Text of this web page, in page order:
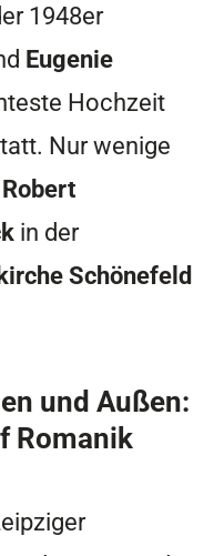
1948er
Eugenie
Hochzeit
Nur wenige
Robert
in der
Schönefeld
und Außen:
Romanik